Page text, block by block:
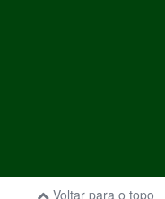
Voltar para o topo